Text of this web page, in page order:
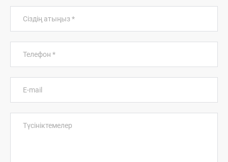
Сіздің атыңыз*
Телефон *
E-mail
Түсініктемелер